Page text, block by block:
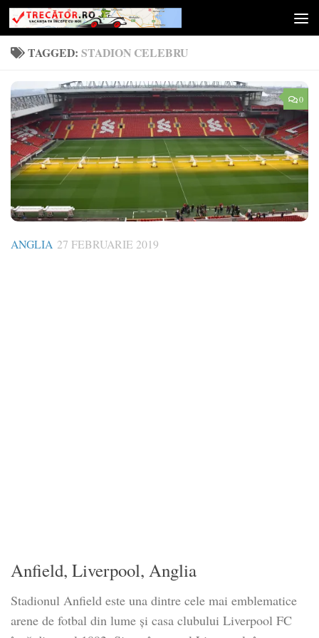
Skip to content
TAGGED: STADION CELEBRU
0
ANGLIA 27 FEBRUARIE 2019
Anfield, Liverpool, Anglia
Stadionul Anfield este una dintre cele mai emblematice
arene de fotbal din lume și casa clubului Liverpool FC